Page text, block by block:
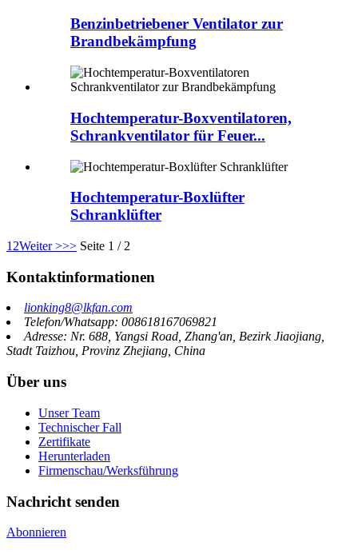
Benzinbetriebener Ventilator zur
Brandbekämpfung
Hochtemperatur-Boxventilatoren,
Schrankventilator für Feuer...
Hochtemperatur-Boxlüfter
Schranklüfter
1 2Weiter >>> Seite 1 / 2
Kontaktinformationen
lionking8@lkfan.com
Telefon/Whatsapp: 008618167069821
Adresse: Nr. 688, Yangsi Road, Zhang'an, Bezirk Jiaojiang,
Stadt Taizhou, Provinz Zhejiang, China
Über uns
Unser Team
Technischer Fall
Zertifikate
Herunterladen
Firmenschau/Werksführung
Nachricht senden
Abonnieren